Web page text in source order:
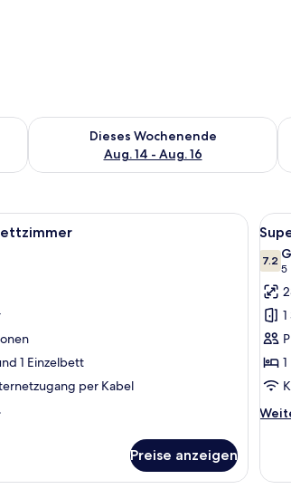
Aug. 9 - Aug. 10.
Dieses Wochenende
Aug. 14 - Aug. 16
Überprüfe die Verfügbarkeit für dieses
1 Einzelbett
per Kabel
Preise anzeigen
Alle
für
12
7.27.25